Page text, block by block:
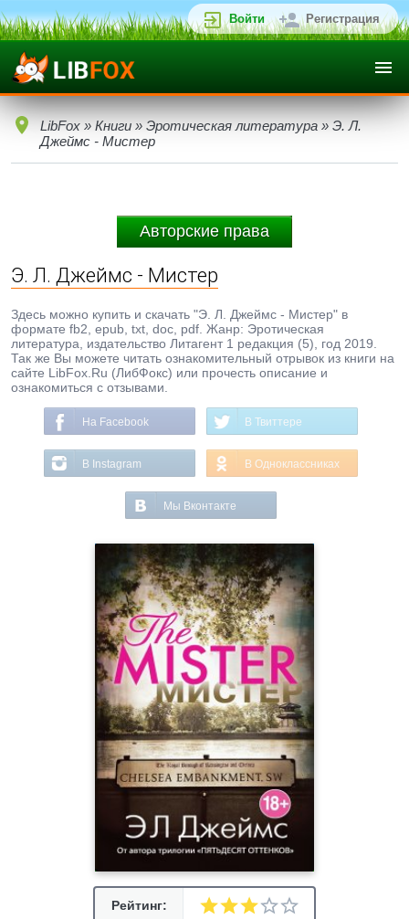
Войти Регистрация
LibFox » Книги » Эротическая литература » Э. Л.
Джеймс - Мистер
Авторские права
Э. Л. Джеймс - Мистер
Здесь можно купить и скачать "Э. Л. Джеймс - Мистер" в
формате fb2, epub, txt, doc, pdf. Жанр: Эротическая
литература, издательство Литагент 1 редакция (5), год 2019.
Так же Вы можете читать ознакомительный отрывок из книги на
сайте LibFox.Ru (ЛибФокс) или прочесть описание и
ознакомиться с отзывами.
На Facebook В Твиттере
В Instagram В Одноклассниках
Мы Вконтакте
Рейтинг: